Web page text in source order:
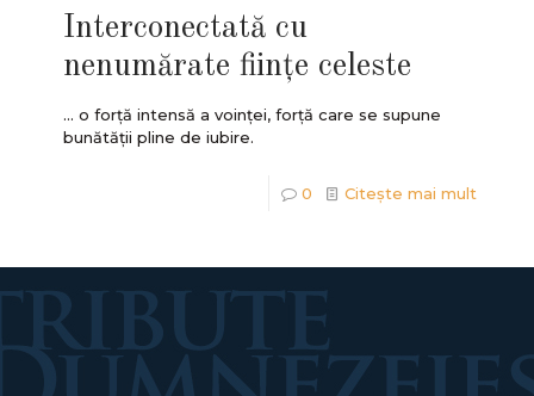
Interconectată cu
nenumărate fiinţe celeste
... o forță intensă a voinței, forţă care se supune
bunătății pline de iubire.
0 Citește mai mult